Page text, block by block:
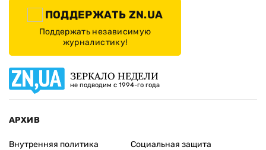
ПОДДЕРЖАТЬ ZN.UA
Поддержать независимую
журналистику!
ЗЕРКАЛО НЕДЕЛИ
не подводим с 1994-го года
АРХИВ
Внутренняя политика
Социальная защита